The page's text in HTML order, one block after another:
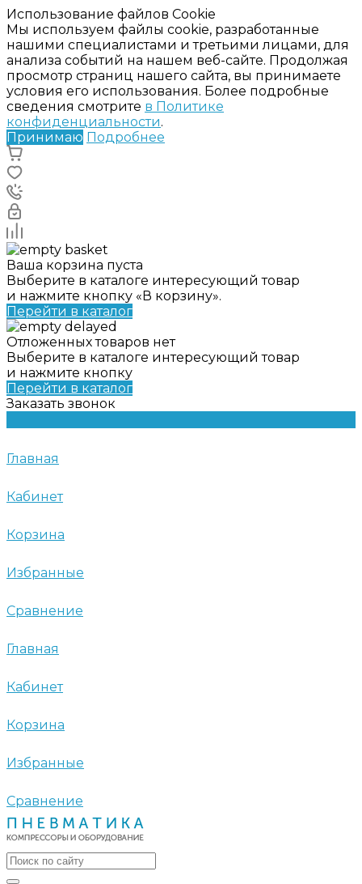
Использование файлов Cookie
Мы используем файлы cookie, разработанные
нашими специалистами и третьими лицами, для
анализа событий на нашем веб-сайте. Продолжая
просмотр страниц нашего сайта, вы принимаете
условия его использования. Более подробные
сведения смотрите в Политике
конфиденциальности.
Принимаю Подробнее
Ваша корзина пуста
Выберите в каталоге интересующий товар
и нажмите кнопку «В корзину».
Перейти в каталог
Отложенных товаров нет
Выберите в каталоге интересующий товар
и нажмите кнопку
Перейти в каталог
Заказать звонок
Главная
Кабинет
Корзина
Избранные
Сравнение
Главная
Кабинет
Корзина
Избранные
Сравнение